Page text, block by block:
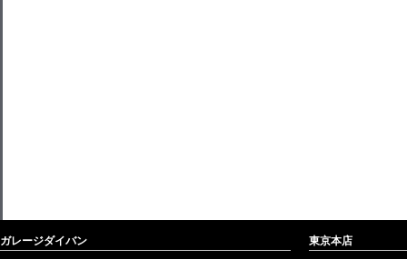
ガレージダイバン 東京本店